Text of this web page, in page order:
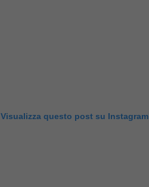
Visualizza questo post su Instagram